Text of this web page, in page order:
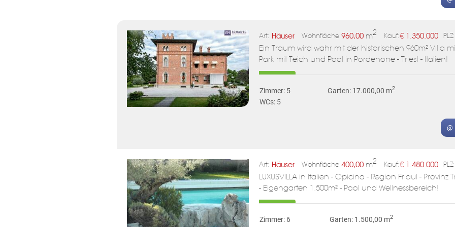
Art: Häuser Wohnfläche:960,00 m2 Kauf:€ 1.350.000 PLZ:
Ein Traum wird wahr mit der historischen 960m² Villa
Park mit Teich und Pool in Pordenone - Triest - Italien!
Zimmer: 5 Garten: 17.000,00 m2
WCs: 5
@
Art: Häuser Wohnfläche:400,00 m2 Kauf:€ 1.480.000 PLZ:
LUXUSVILLA in Italien - Opicina - Region Friaul - Provinz
- Eigengarten 1.500m² - Pool und Wellnessbereich!
Zimmer: 6 Garten: 1.500,00 m2